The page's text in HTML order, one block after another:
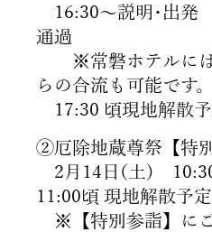
16:30～説明･出発
通過
※常磐ホテルには
らの合流も可能です。
17:30 頃現地解散
②厄除地蔵尊祭【特別
2月14日(土)
11:00頃 現地解散予定
※【特別参詣】にご